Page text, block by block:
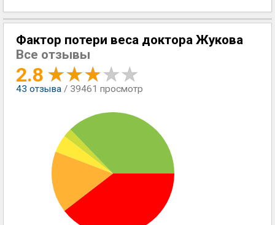
Фактор потери веса доктора Жукова
Все отзывы
2.8
43 отзыва / 39461 просмотр